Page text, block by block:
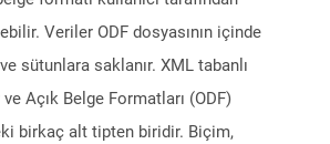
Veriler ODF dosyasının içinde
sütunlara saklanır. XML tabanlı
Açık Belge Formatları (ODF)
birkaç alt tipten biridir. Biçim,